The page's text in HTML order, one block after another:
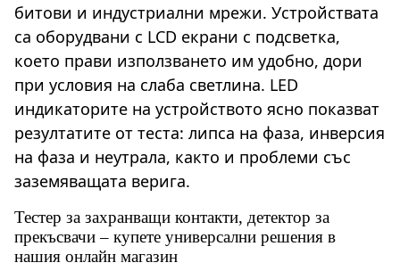
битови и индустриални мрежи. Устройствата
са оборудвани с LCD екрани с подсветка,
което прави използването им удобно, дори
при условия на слаба светлина. LED
индикаторите на устройството ясно показват
резултатите от теста: липса на фаза, инверсия
на фаза и неутрала, както и проблеми със
заземяващата верига.
Тестер за захранващи контакти, детектор за
прекъсвачи – купете универсални решения в
нашия онлайн магазин